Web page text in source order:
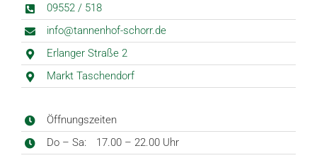
Kontakt
09552 / 518
info@tannenhof-schorr.de
Erlanger Straße 2
Markt Taschendorf
Öffnungszeiten
Do – Sa:
17.00 – 22.00 Uhr